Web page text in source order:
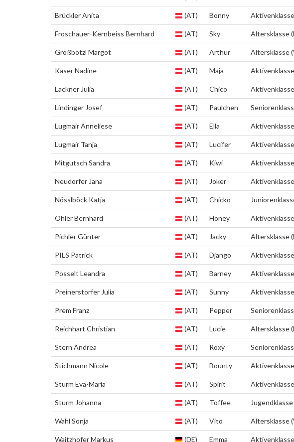
Brückler Anita (AT) Bonny
Froschauer-Kernbeiss Bernhard (AT) Sky Altersklasse
Großbötzl Margot (AT) Arthur Altersklasse
Kaser Nadine (AT) Maja
Lackner Julia (AT) Chico
Lindinger Josef (AT) Paulchen
Lugmair Anneliese (AT) Ella
Lugmair Tanja (AT) Lucifer
Mitgutsch Sandra (AT) Kiwi
Neudorfer Jana (AT) Joker
Nösslböck Katja (AT) Chicko
Ohler Bernhard (AT) Honey
Pichler Günter (AT) Jacky Altersklasse
PILS Patrick (AT) Django
Posselt Leandra (AT) Barney
Preinerstorfer Julia (AT) Sunny
Prem Franz (AT) Pepper
Reichhart Christian (AT) Lucie Altersklasse
Stern Andrea (AT) Roxy
Stichmann Nicole (AT) Bounty
Sturm Eva-Maria (AT) Spirit
Sturm Johanna (AT) Toffee
Wahl Sonja (AT) Vito Altersklasse
Waitzhofer Markus (DE) Emma